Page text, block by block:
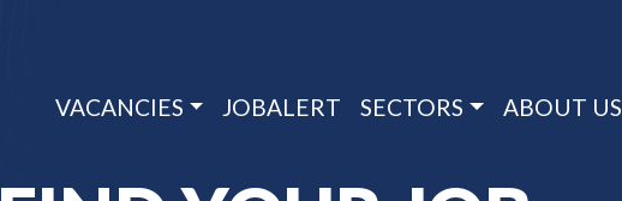
VACANCIES JOBALERT SECTORS ABOUT US